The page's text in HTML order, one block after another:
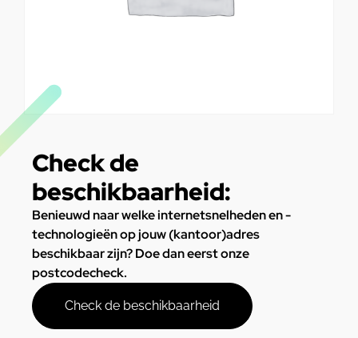
Check de
beschikbaarheid:
Benieuwd naar welke internetsnelheden en -
technologieën op jouw (kantoor)adres
beschikbaar zijn? Doe dan eerst onze
postcodecheck.
Check de beschikbaarheid